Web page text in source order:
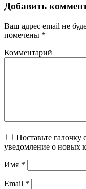
Добавить
Ваш адрес email не
помечены *
Комментарий
Поставьте галочку
уведомление о новых
Имя *
Email *